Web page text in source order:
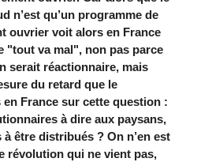
n’est qu’un programme de
ouvrier voit alors en France
"tout va mal", non pas parce
serait réactionnaire, mais
du retard que le
France sur cette question :
à dire aux paysans,
être distribués ? On n’en est
révolution qui ne vient pas,